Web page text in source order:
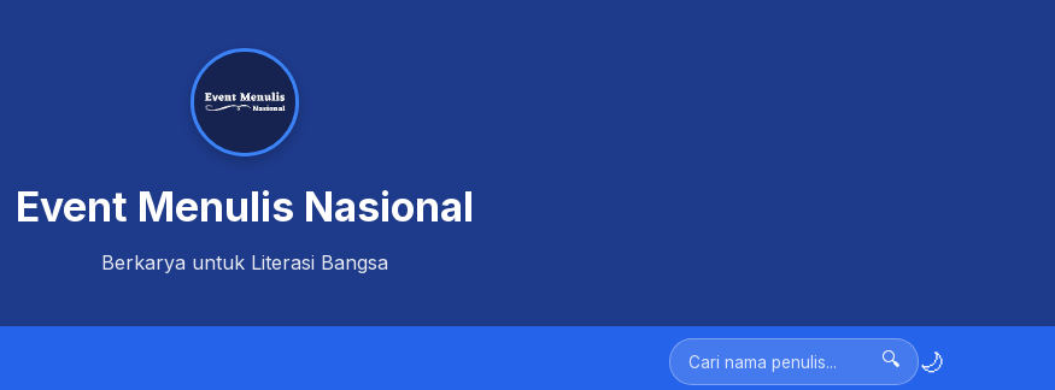
Event Menulis Nasional
Berkarya untuk Literasi Bangsa
🔍 🌙